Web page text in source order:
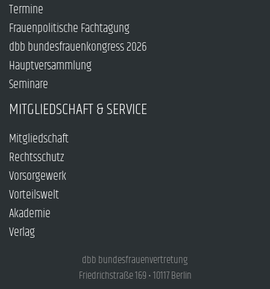
Termine
Frauenpolitische Fachtagung
dbb bundesfrauenkongress 2026
Hauptversammlung
Seminare
MITGLIEDSCHAFT & SERVICE
Mitgliedschaft
Rechtsschutz
Vorsorgewerk
Vorteilswelt
Akademie
Verlag
dbb bundesfrauenvertretung
Friedrichstraße 169 • 10117 Berlin